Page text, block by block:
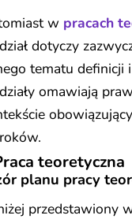
w pracach
dotyczy
tematu definicji
omawiają
teoretyczna
planu pracy
przedstawiony